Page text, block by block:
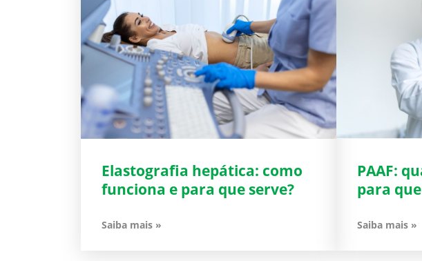
Elastografia hepática: como
funciona e para que serve?
Saiba mais »
PAAF:
para
Saiba mais »